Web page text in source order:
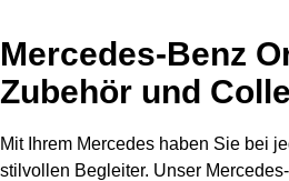
Mercedes-Benz
Zubehör und
Mit Ihrem Mercedes haben Sie bei
stilvollen Begleiter. Unser